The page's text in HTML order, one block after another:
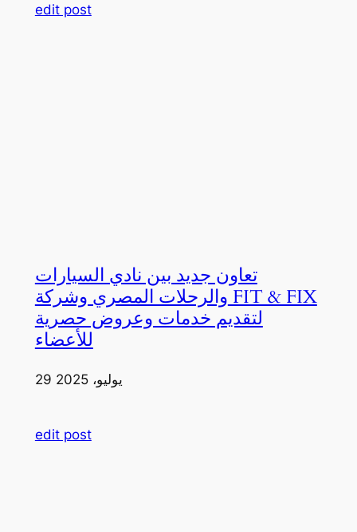
edit post
تعاون جديد بين نادي السيارات
والرحلات المصري وشركة FIT & FIX
لتقديم خدمات وعروض حصرية
للأعضاء
29 يوليو، 2025
edit post